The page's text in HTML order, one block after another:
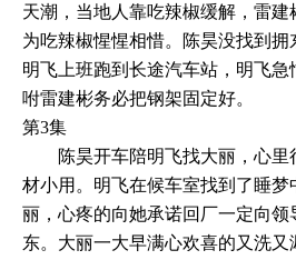
天潮，当地人靠吃辣椒缓解，雷建
为吃辣椒惺惺相惜。陈昊没找到
明飞上班跑到长途汽车站，明飞
咐雷建彬务必把钢架固定好。
第3集
陈昊开车陪明飞找大丽，心里
材小用。明飞在候车室找到了睡梦
丽，心疼的向她承诺回厂一定向领
东。大丽一大早满心欢喜的又洗又